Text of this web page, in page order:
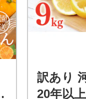
訳あり
20年以